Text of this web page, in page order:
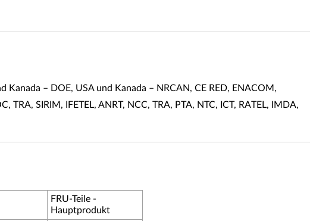
Kanada – DOE, USA und Kanada – NRCAN, CE RED, ENACOM,
TRA, SIRIM, IFETEL, ANRT, NCC, TRA, PTA, NTC, ICT, RATEL, IMDA,
FRU-Teile -
Hauptprodukt